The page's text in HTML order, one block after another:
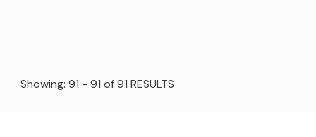
Showing: 91 - 91 of 91 RESULTS